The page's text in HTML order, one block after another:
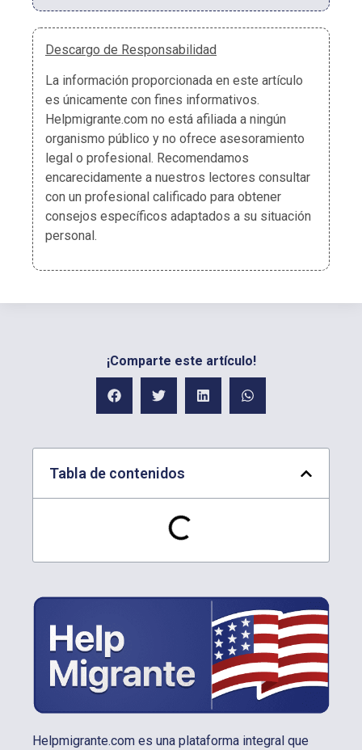
Descargo de Responsabilidad
La información proporcionada en este artículo
es únicamente con fines informativos.
Helpmigrante.com no está afiliada a ningún
organismo público y no ofrece asesoramiento
legal o profesional. Recomendamos
encarecidamente a nuestros lectores consultar
con un profesional calificado para obtener
consejos específicos adaptados a su situación
personal.
¡Comparte este artículo!
Tabla de contenidos
Helpmigrante.com es una plataforma integral que